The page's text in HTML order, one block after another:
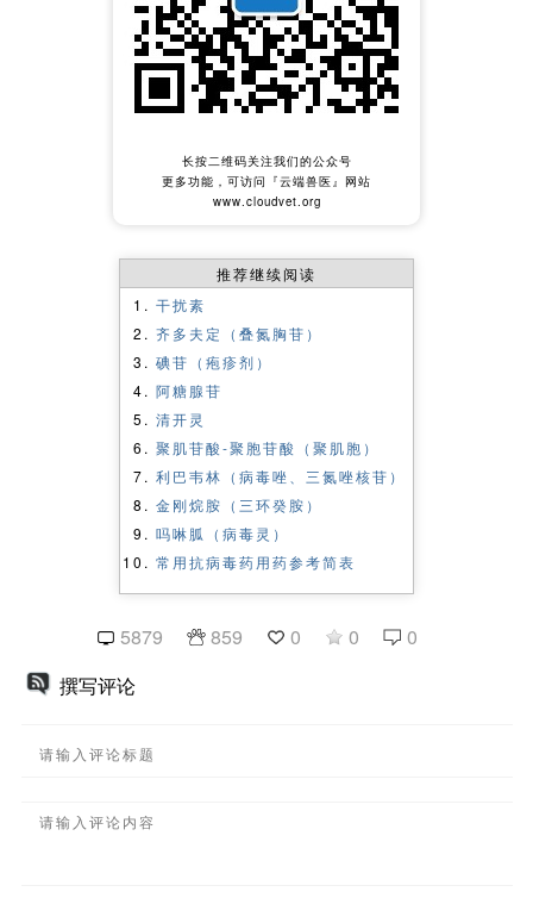
长按二维码关注我们的公众号
更多功能，可访问『云端兽医』网站
www.cloudvet.org
推荐继续阅读
干扰素
齐多夫定（叠氮胸苷）
碘苷（疱疹剂）
阿糖腺苷
清开灵
聚肌苷酸-聚胞苷酸（聚肌胞）
利巴韦林（病毒唑、三氮唑核苷）
金刚烷胺（三环癸胺）
吗啉胍（病毒灵）
常用抗病毒药用药参考简表
5879 859 0 0
0
撰写评论